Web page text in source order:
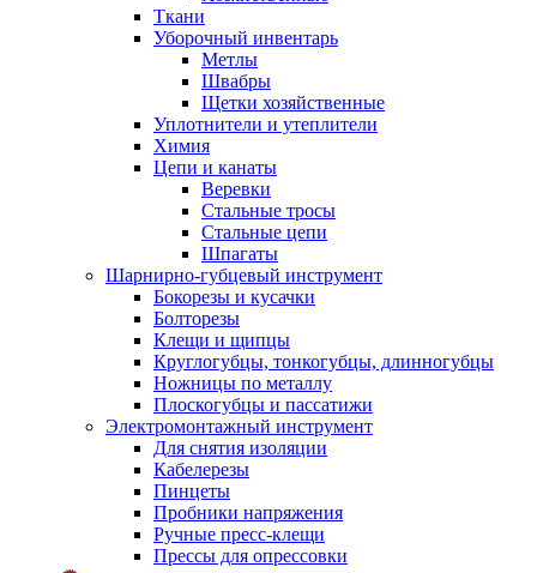
Ткани
Уборочный инвентарь
Метлы
Швабры
Щетки хозяйственные
Уплотнители и утеплители
Химия
Цепи и канаты
Веревки
Стальные тросы
Стальные цепи
Шпагаты
Шарнирно-губцевый инструмент
Бокорезы и кусачки
Болторезы
Клещи и щипцы
Круглогубцы, тонкогубцы, длинногубцы
Ножницы по металлу
Плоскогубцы и пассатижи
Электромонтажный инструмент
Для снятия изоляции
Кабелерезы
Пинцеты
Пробники напряжения
Ручные пресс-клещи
Прессы для опрессовки